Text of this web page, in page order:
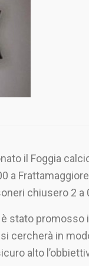
il Foggia
a
chiusero 2 a
stato promosso
cercherà in
alto